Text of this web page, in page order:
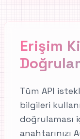
Erişim
Tüm API
bilgileri
doğrulaması
anahtarınızı